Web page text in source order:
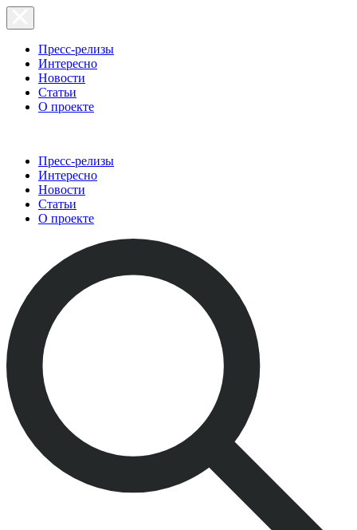
Пресс-релизы
Интересно
Новости
Статьи
О проекте
Пресс-релизы
Интересно
Новости
Статьи
О проекте